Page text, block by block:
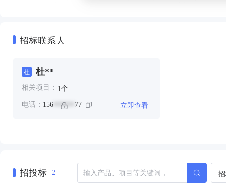
招标联系人
杜 杜**
相关项目： 1个
电话： 156 ****** 77 立即查看
招投标 2